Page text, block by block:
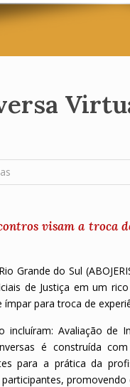
visam a troca
Grande do Sul
de Justiça em um
para troca de
incluíram: Avaliação de
é construída
para a prática da